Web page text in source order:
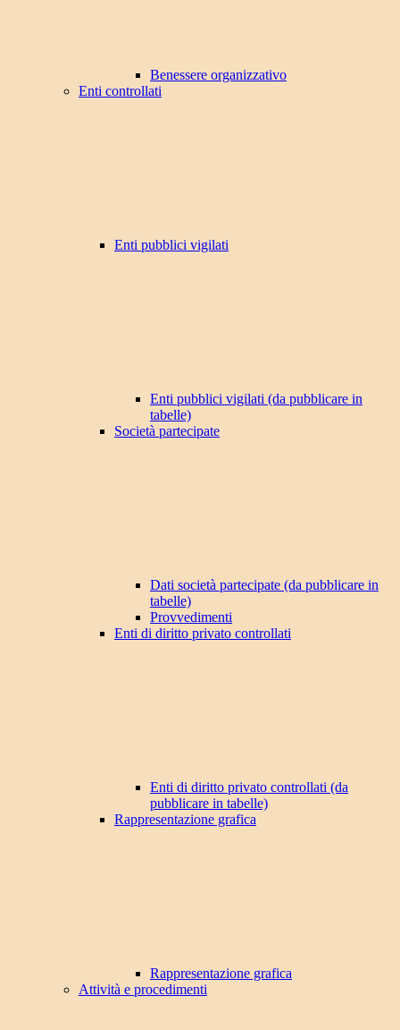
Benessere organizzativo
Enti controllati
Enti pubblici vigilati
Enti pubblici vigilati (da pubblicare in
tabelle)
Società partecipate
Dati società partecipate (da pubblicare in
tabelle)
Provvedimenti
Enti di diritto privato controllati
Enti di diritto privato controllati (da
pubblicare in tabelle)
Rappresentazione grafica
Rappresentazione grafica
Attività e procedimenti